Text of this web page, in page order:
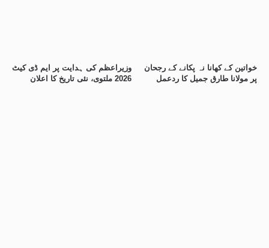
وزیراعظم کی ہدایت پر ایم ڈی کیٹ
2026 ملتوی، نئی تاریخ کا اعلان
خواتین کے کھانا نہ پکانے کے رجحان
پر مولانا طارق جمیل کا ردعمل